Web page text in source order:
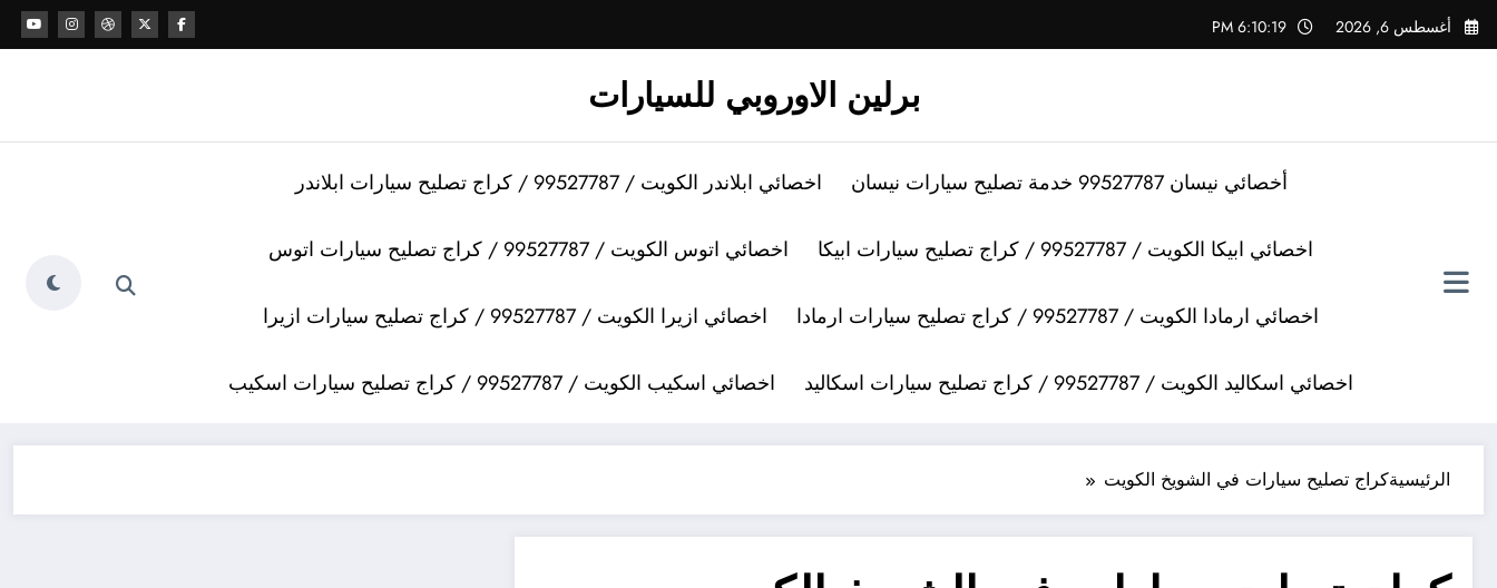
التجاوز
إلى
أغسطس 6, 2026 6:10:19 PM
برلين الاوروبي للسيارات
أخصائي نيسان 99527787 خدمة تصليح سيارات نيسان اخصائي ابلاندر الكويت / 99527787 / كراج تصليح سيارات ابلاندر
اخصائي ابيكا الكويت / 99527787 / كراج تصليح سيارات ابيكا اخصائي اتوس الكويت / 99527787 / كراج تصليح سيارات اتوس
اخصائي ارمادا الكويت / 99527787 / كراج تصليح سيارات ارمادا اخصائي ازيرا الكويت / 99527787 / كراج تصليح سيارات ازيرا
اخصائي اسكاليد الكويت / 99527787 / كراج تصليح سيارات اسكاليد اخصائي اسكيب الكويت / 99527787 / كراج تصليح سيارات اسكيب
الرئيسيةكراج تصليح سيارات في الشويخ الكويت